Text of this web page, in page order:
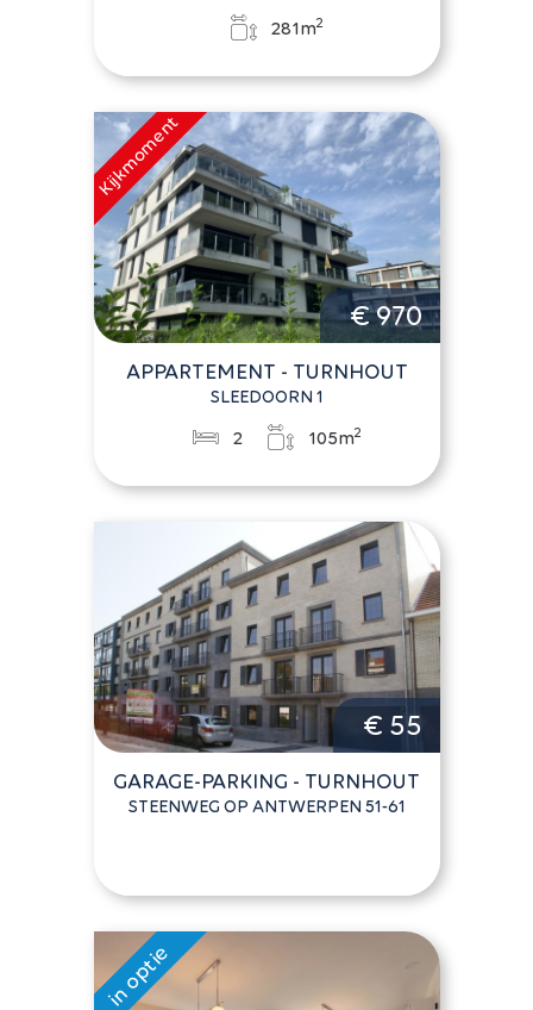
281m2
€ 970
APPARTEMENT - TURNHOUT
SLEEDOORN 1
2 105m2
€ 55
GARAGE-PARKING - TURNHOUT
STEENWEG OP ANTWERPEN 51-61